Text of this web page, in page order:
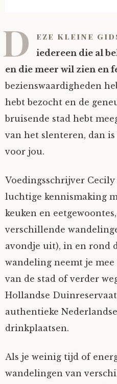
D eze kleine
iedereen die al
en die meer wil zien en
bezienswaardigheden
hebt bezocht en de
bruisende stad hebt
van het slenteren, dan
voor jou.
Voedingsschrijver
luchtige kennismaking
keuken en
verschillende
avondje uit), in en rond
wandeling neemt je
van de stad of verder
Hollandse
authentieke
drinkplaatsen.
Als je weinig tijd of
wandelingen van